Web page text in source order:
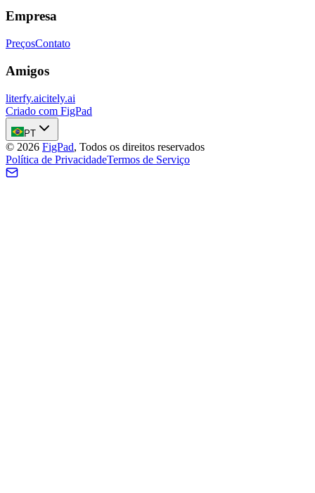
Empresa
PreçosContato
Amigos
literfy.aicitely.ai
Criado com FigPad
PT
© 2026 FigPad, Todos os direitos reservados
Política de PrivacidadeTermos de Serviço